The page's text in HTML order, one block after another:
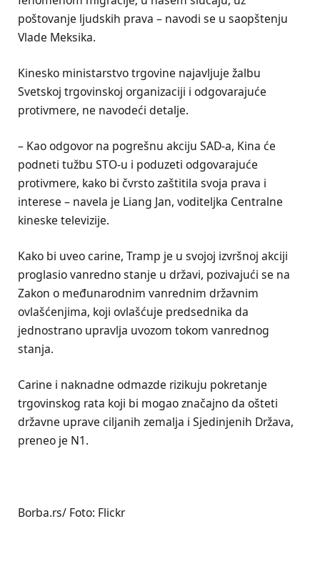
poštovanje ljudskih prava – navodi se u saopštenju
Vlade Meksika.
Kinesko ministarstvo trgovine najavljuje žalbu
Svetskoj trgovinskoj organizaciji i odgovarajuće
protivmere, ne navodeći detalje.
– Kao odgovor na pogrešnu akciju SAD-a, Kina će
podneti tužbu STO-u i poduzeti odgovarajuće
protivmere, kako bi čvrsto zaštitila svoja prava i
interese – navela je Liang Jan, voditeljka Centralne
kineske televizije.
Kako bi uveo carine, Tramp je u svojoj izvršnoj akciji
proglasio vanredno stanje u državi, pozivajući se na
Zakon o međunarodnim vanrednim državnim
ovlašćenjima, koji ovlašćuje predsednika da
jednostrano upravlja uvozom tokom vanrednog
stanja.
Carine i naknadne odmazde rizikuju pokretanje
trgovinskog rata koji bi mogao značajno da ošteti
državne uprave ciljanih zemalja i Sjedinjenih Država,
preneo je N1.
Borba.rs/ Foto: Flickr